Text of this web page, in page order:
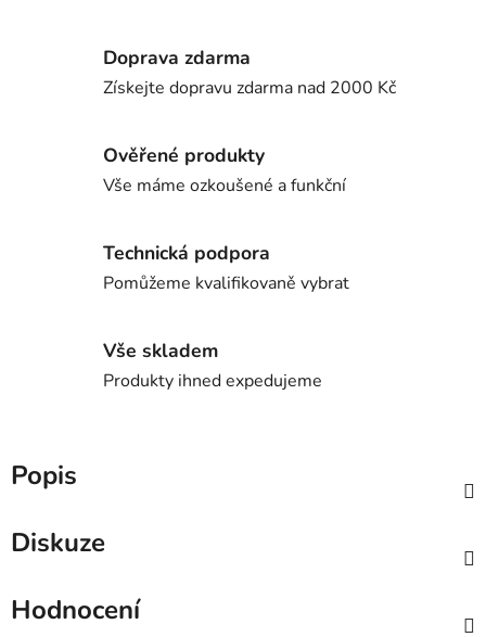
Doprava zdarma
Získejte dopravu zdarma nad 2000 Kč
Ověřené produkty
Vše máme ozkoušené a funkční
Technická podpora
Pomůžeme kvalifikovaně vybrat
Vše skladem
Produkty ihned expedujeme
Popis
Diskuze
Hodnocení